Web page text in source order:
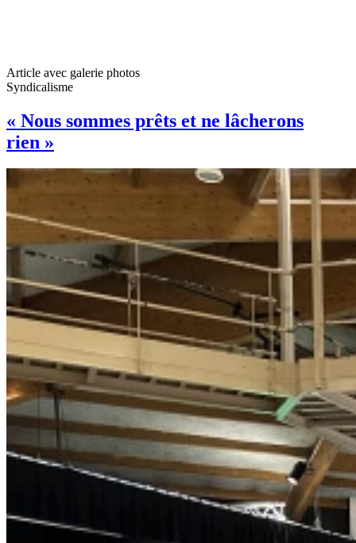
Article avec galerie photos
Syndicalisme
« Nous sommes prêts et ne lâcherons
rien »